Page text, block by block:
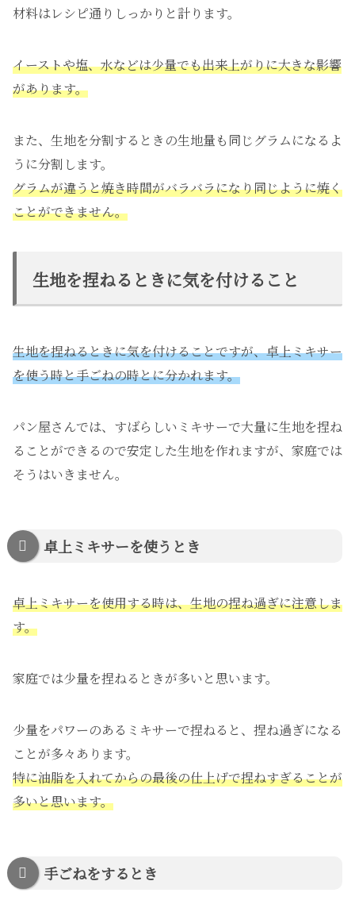
材料はレシピ通りしっかりと計ります。
イーストや塩、水などは少量でも出来上がりに大きな影響
があります。
また、生地を分割するときの生地量も同じグラムになるよ
うに分割します。
グラムが違うと焼き時間がバラバラになり同じように焼く
ことができません。
生地を捏ねるときに気を付けること
生地を捏ねるときに気を付けることですが、卓上ミキサー
を使う時と手ごねの時とに分かれます。
パン屋さんでは、すばらしいミキサーで大量に生地を捏ね
ることができるので安定した生地を作れますが、家庭では
そうはいきません。
卓上ミキサーを使うとき
卓上ミキサーを使用する時は、生地の捏ね過ぎに注意しま
す。
家庭では少量を捏ねるときが多いと思います。
少量をパワーのあるミキサーで捏ねると、捏ね過ぎになる
ことが多々あります。
特に油脂を入れてからの最後の仕上げで捏ねすぎることが
多いと思います。
手ごねをするとき